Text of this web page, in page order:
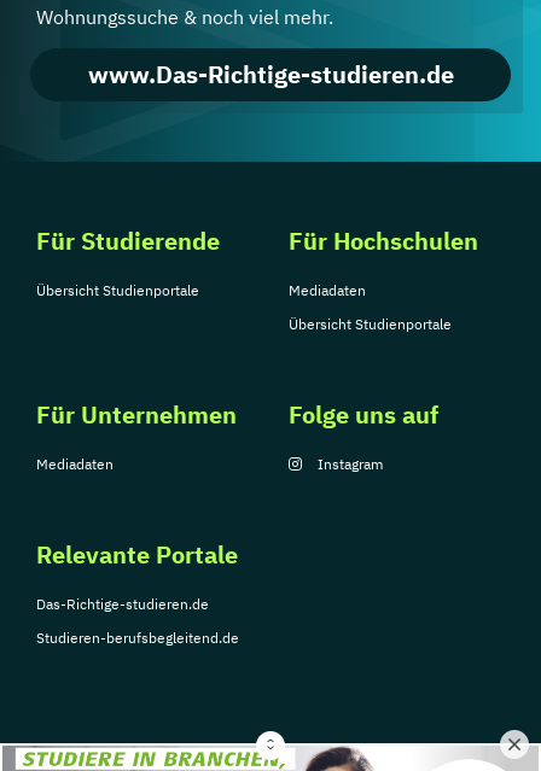
Wohnungssuche & noch viel mehr.
www.Das-Richtige-studieren.de
Für Studierende
Übersicht Studienportale
Für Hochschulen
Mediadaten
Übersicht Studienportale
Für Unternehmen
Mediadaten
Relevante Portale
Das-Richtige-studieren.de
Studieren-berufsbegleitend.de
Folge uns auf
Instagram